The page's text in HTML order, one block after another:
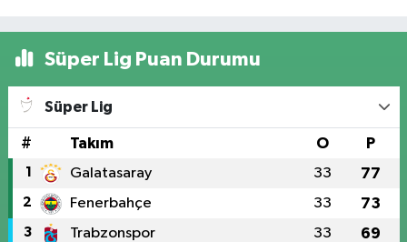
Süper Lig Puan Durumu
Süper Lig
# Takım O P
1 Galatasaray 33 77
2 Fenerbahçe 33 73
3 Trabzonspor 33 69